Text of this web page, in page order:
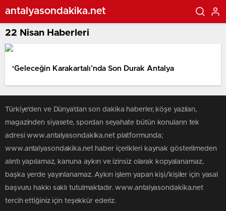
antalyasondakika.net
22 Nisan Haberleri
‘Geleceğin Karakartalı’nda Son Durak Antalya
Türkiye'den ve Dünya’dan son dakika haberler, köşe yazıları,
magazinden siyasete, spordan seyahate bütün konuların tek
adresi www.antalyasondakika.net platformunda;
www.antalyasondakika.net haber içerikleri kaynak gösterilmeden
alıntı yapılamaz, kanuna aykırı ve izinsiz olarak kopyalanamaz,
başka yerde yayınlanamaz. Aykırı işlem yapan kişi/kişiler için yasal
başvuru hakkı saklı tutulmaktadır. www.antalyasondakika.net
tercih ettiğiniz için teşekkür ederiz.